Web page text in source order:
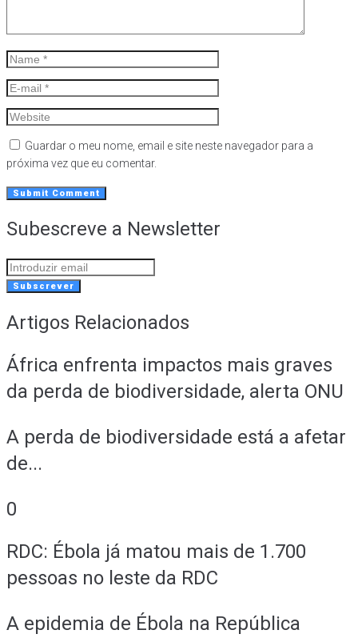
Guardar o meu nome, email e site neste navegador para a
próxima vez que eu comentar.
Subescreve a Newsletter
Subscrever
Artigos Relacionados
África enfrenta impactos mais graves
da perda de biodiversidade, alerta ONU
A perda de biodiversidade está a afetar
de...
0
RDC: Ébola já matou mais de 1.700
pessoas no leste da RDC
A epidemia de Ébola na República